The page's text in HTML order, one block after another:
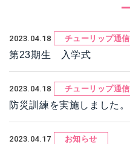
2023.04.18 チューリップ通信
第23期生 入学式
2023.04.18 チューリップ通信
防災訓練を実施しました。
2023.04.17 お知らせ